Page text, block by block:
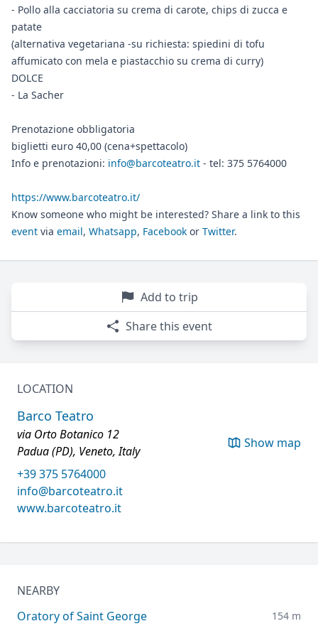
- Pollo alla cacciatoria su crema di carote, chips di zucca e
patate
(alternativa vegetariana -su richiesta: spiedini di tofu
affumicato con mela e piastacchio su crema di curry)
DOLCE
- La Sacher
Prenotazione obbligatoria
biglietti euro 40,00 (cena+spettacolo)
Info e prenotazioni: info@barcoteatro.it - tel: 375 5764000
https://www.barcoteatro.it/
Know someone who might be interested? Share a link to this
event via email, Whatsapp, Facebook or Twitter.
Add to trip
Share this event
LOCATION
Barco Teatro
via Orto Botanico 12
Padua (PD), Veneto, Italy
Show map
+39 375 5764000
info@barcoteatro.it
www.barcoteatro.it
NEARBY
Oratory of Saint George
154 m